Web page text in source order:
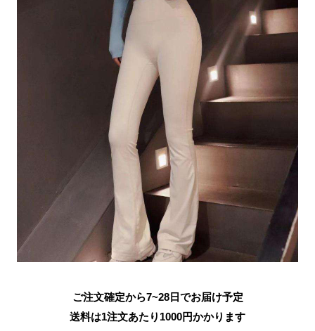
ご注文確定から7~28日でお届け予定
送料は1注文あたり 1000円かかります